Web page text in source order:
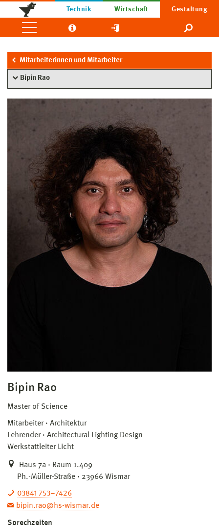
Technik Wirtschaft Gestaltung
Mitarbeiterinnen und Mitarbeiter
Bipin Rao
Bipin Rao
Master of Science
Mitarbeiter
Architektur
Lehrender
Architectural Lighting Design
Werkstattleiter Licht
Haus 7a · Raum 1.409
Ph.-Müller-Straße · 23966 Wismar
03841 753–7426
bipin.rao@hs-wismar.de
Sprechzeiten